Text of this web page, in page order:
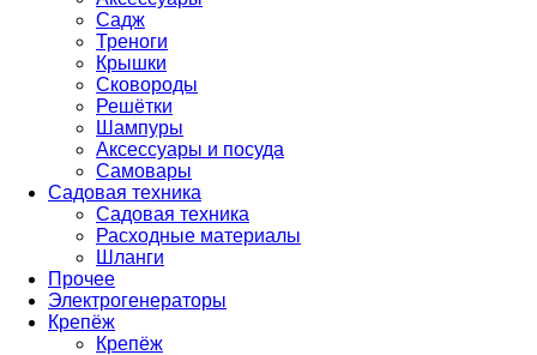
Садж
Треноги
Крышки
Сковороды
Решётки
Шампуры
Аксессуары и посуда
Самовары
Садовая техника
Садовая техника
Расходные материалы
Шланги
Прочее
Электрогенераторы
Крепёж
Крепёж